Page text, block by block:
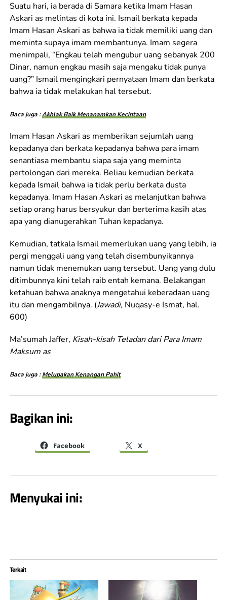
Suatu hari, ia berada di Samara ketika Imam Hasan
Askari as melintas di kota ini. Ismail berkata kepada
Imam Hasan Askari as bahwa ia tidak memiliki uang dan
meminta supaya imam membantunya. Imam segera
menimpali, “Engkau telah mengubur uang sebanyak 200
Dinar, namun engkau masih saja mengaku tidak punya
uang?” Ismail mengingkari pernyataan Imam dan berkata
bahwa ia tidak melakukan hal tersebut.
Baca juga :Akhlak Baik Menanamkan Kecintaan
Imam Hasan Askari as memberikan sejumlah uang
kepadanya dan berkata kepadanya bahwa para imam
senantiasa membantu siapa saja yang meminta
pertolongan dari mereka. Beliau kemudian berkata
kepada Ismail bahwa ia tidak perlu berkata dusta
kepadanya. Imam Hasan Askari as melanjutkan bahwa
setiap orang harus bersyukur dan berterima kasih atas
apa yang dianugerahkan Tuhan kepadanya.
Kemudian, tatkala Ismail memerlukan uang yang lebih, ia
pergi menggali uang yang telah disembunyikannya
namun tidak menemukan uang tersebut. Uang yang dulu
ditimbunnya kini telah raib entah kemana. Belakangan
ketahuan bahwa anaknya mengetahui keberadaan uang
itu dan mengambilnya. (Jawadi, Nuqasy-e Ismat, hal.
600)
Ma’sumah Jaffer, Kisah-kisah Teladan dari Para Imam
Maksum as
Baca juga :Melupakan Kenangan Pahit
Bagikan ini:
Facebook X
Menyukai ini:
Terkait